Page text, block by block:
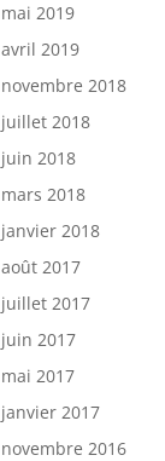
mai 2019
avril 2019
novembre 2018
juillet 2018
juin 2018
mars 2018
janvier 2018
août 2017
juillet 2017
juin 2017
mai 2017
janvier 2017
novembre 2016